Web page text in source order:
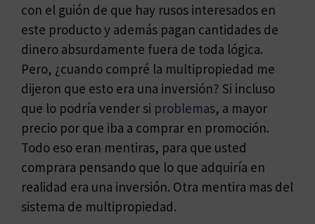
con el guión de que hay rusos interesados en
este producto y además pagan cantidades de
dinero absurdamente fuera de toda lógica.
Pero, ¿cuando compré la multipropiedad me
dijeron que esto era una inversión? Si incluso
que lo podría vender si problemas, a mayor
precio por que iba a comprar en promoción.
Todo eso eran mentiras, para que usted
comprara pensando que lo que adquiría en
realidad era una inversión. Otra mentira mas del
sistema de multipropiedad.